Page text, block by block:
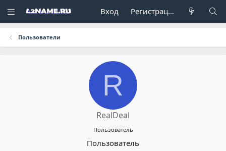
Вход Регистрация
Пользователи
R
RealDeal
Пользователь
Пользователь